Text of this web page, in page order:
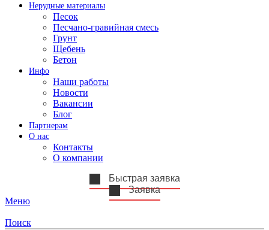
Нерудные материалы
Песок
Песчано-гравийная смесь
Грунт
Щебень
Бетон
Инфо
Наши работы
Новости
Вакансии
Блог
Партнерам
О нас
Контакты
О компании
Быстрая заявка
Заявка
Меню
Поиск